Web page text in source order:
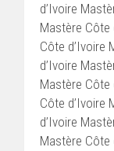
d’Ivoire
Mastère Côte
Côte d’Ivoire
d’Ivoire
Mastère Côte
Côte d’Ivoire
d’Ivoire
Mastère Côte